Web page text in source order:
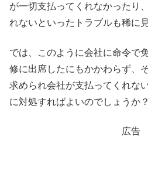
が一切支払ってくれなかったり
れないといったトラブルも稀に
では、このように会社に命令で
修に出席したにもかかわらず、
求められ会社が支払ってくれな
に対処すればよいのでしょうか？
広告